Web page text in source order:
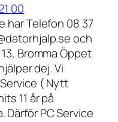
00
har Telefon 08 37
och
Bromma Öppet
dej. Vi
( Nytt
11 år på
Därför PC Service